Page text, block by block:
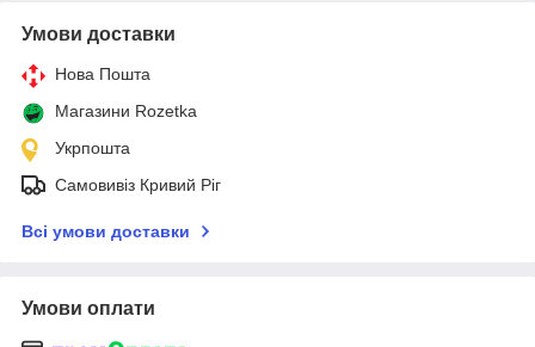
Умови доставки
Нова Пошта
Магазини Rozetka
Укрпошта
Самовивіз Кривий Ріг
Всі умови доставки
Умови оплати